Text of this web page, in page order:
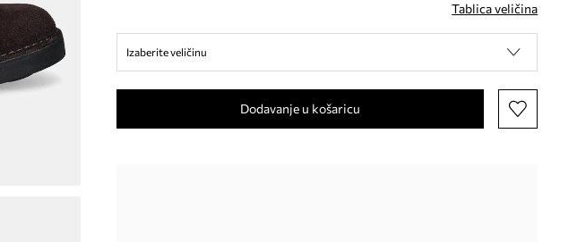
Tablica veličina
Izaberite veličinu
Dodavanje u košaricu